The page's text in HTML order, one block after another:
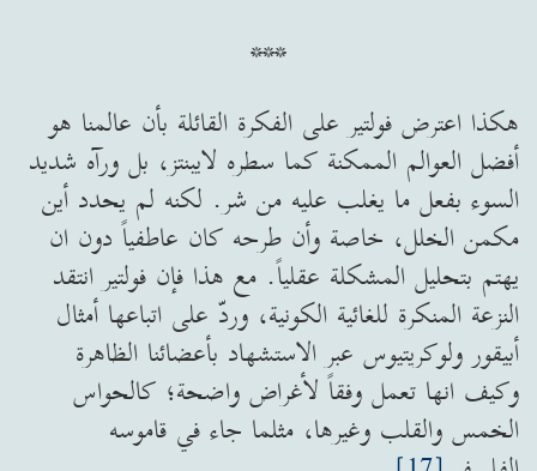
***
هكذا اعترض فولتير على الفكرة القائلة بأن عالمنا هو
أفضل العوالم الممكنة كما سطره لايبنتز، بل ورآه شديد
السوء بفعل ما يغلب عليه من شر. لكنه لم يحدد أين
مكمن الخلل، خاصة وأن طرحه كان عاطفياً دون ان
يهتم بتحليل المشكلة عقلياً. مع هذا فإن فولتير انتقد
النزعة المنكرة للغائية الكونية، وردّ على اتباعها أمثال
أبيقور ولوكريتيوس عبر الاستشهاد بأعضائنا الظاهرة
وكيف انها تعمل وفقاً لأغراض واضحة؛ كالحواس
الخمس والقلب وغيرها، مثلما جاء في قاموسه